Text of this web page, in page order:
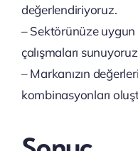
değerlendiriyoruz.
– Sektörünüze
çalışmaları
– Markanızın
kombinasyonları